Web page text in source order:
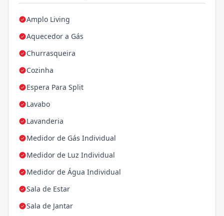
Amplo Living
Aquecedor a Gás
Churrasqueira
Cozinha
Espera Para Split
Lavabo
Lavanderia
Medidor de Gás Individual
Medidor de Luz Individual
Medidor de Água Individual
Sala de Estar
Sala de Jantar